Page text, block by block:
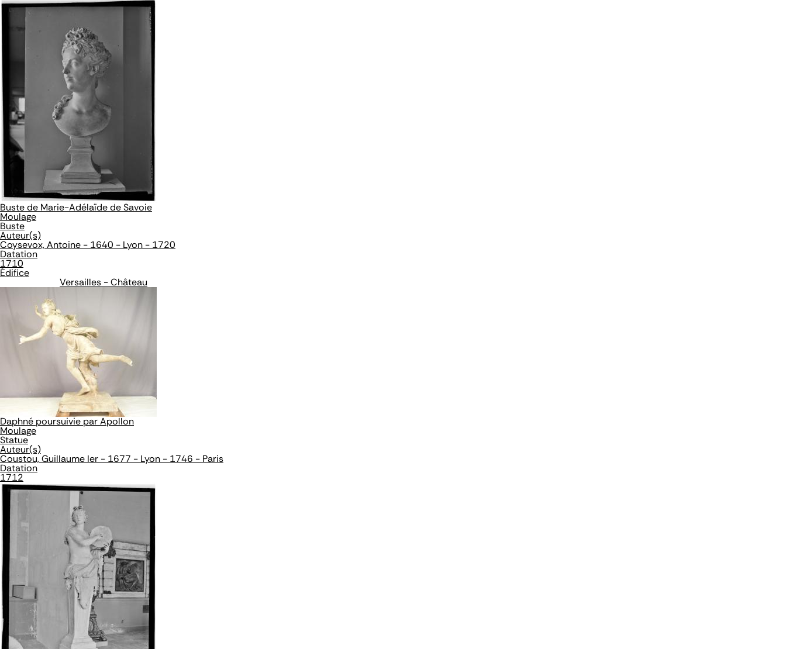
Buste de Marie-Adélaïde de Savoie
Moulage
Buste
Auteur(s)
Coysevox, Antoine - 1640 - Lyon - 1720
Datation
1710
Édifice
Versailles - Château
Daphné poursuivie par Apollon
Moulage
Statue
Auteur(s)
Coustou, Guillaume Ier - 1677 - Lyon - 1746 - Paris
Datation
1712